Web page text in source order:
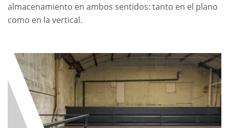
almacenamiento en ambos sentidos: tanto en el plano
como en la vertical.